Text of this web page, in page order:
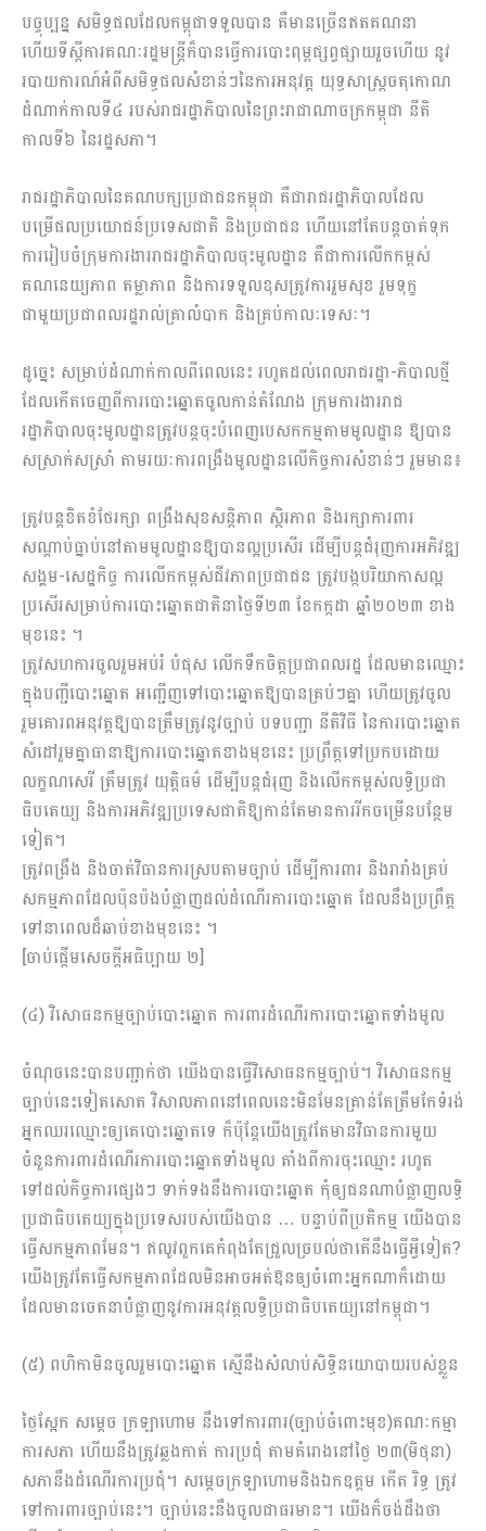
បច្ចុប្បន្ន សមិទ្ធផលដែលកម្ពុជាទទួលបាន គឺមានច្រើនឥតគណនា
ហើយទីស្តីការគណៈរដ្ឋមន្ត្រី​ក៏បានធ្វើការ​បោះពុម្ពផ្សព្វផ្សាយរួចហើយ នូវ
របាយការណ៍អំពីសមិទ្ធផល​សំខាន់ៗនៃការអនុវត្ត យុទ្ធសាស្ត្រចតុកោណ​
ដំណាក់កាលទី៤ របស់រាជរដ្ឋាភិបាលនៃព្រះរាជាណាចក្រកម្ពុជា នីតិ
កាលទី៦ នៃរដ្ឋសភា។
រាជរដ្ឋាភិបាលនៃគណបក្សប្រជាជនកម្ពុជា គឺជារាជរដ្ឋាភិបាលដែល
បម្រើផលប្រយោជន៍ប្រទេសជាតិ និង​ប្រជាជន ហើយនៅតែបន្តចាត់ទុក​
ការរៀបចំក្រុមការងាររាជរដ្ឋាភិបាលចុះមូលដ្ឋាន គឺជាការលើកកម្ពស់​
គណនេយ្យភាព តម្លាភាព និង​ការទទួលខុសត្រូវ​ការ​រួមសុខ រួមទុក្ខ
ជាមួយប្រជាពលរដ្ឋរាល់គ្រាលំបាក និង​គ្រប់កាលៈទេសៈ។
ដូច្នេះ សម្រាប់ដំណាក់កាលពីពេលនេះ រហូត​ដល់ពេលរាជរដ្ឋា-ភិបាលថ្មី
ដែលកើតចេញពីការបោះឆ្នោតចូលកាន់តំណែង ក្រុមការងារ​រាជ
រដ្ឋាភិបាលចុះមូលដ្ឋានត្រូវបន្តចុះ​បំពេញបេសកកម្មតាមមូលដ្ឋាន ឱ្យបាន​
សស្រាក់សស្រាំ តាមរយៈការពង្រឹង​មូលដ្ឋានលើកិច្ចការ​សំខាន់ៗ រួមមាន៖
ត្រូវបន្តខិតខំថែរក្សា ពង្រឹងសុខសន្តិភាព ស្ថិរភាព និង​រក្សាការពារ​
សណ្តាប់ធ្នាប់​នៅតាមមូលដ្ឋានឱ្យបានល្អប្រសើរ ដើម្បីបន្តជំរុញការអភិវឌ្ឍ
សង្គម-សេដ្ឋកិច្ច​ ការលើកកម្ពស់​ជីវភាពប្រជាជន ត្រូវបង្កបរិយាកាសល្អ
ប្រសើរ​សម្រាប់ការបោះឆ្នោត​ជាតិនាថ្ងៃទី២៣ ខែកក្កដា ឆ្នាំ២០២៣ ខាង
មុខនេះ ។
ត្រូវ​សហការចូលរួម​អប់រំ បំផុស លើកទឹកចិត្តប្រជាពលរដ្ឋ ដែលមានឈ្មោះ
ក្នុងបញ្ជី​បោះឆ្នោត អញ្ជើញទៅបោះឆ្នោតឱ្យបានគ្រប់ៗគ្នា ហើយត្រូវចូល
រួម​គោរពអនុវត្តឱ្យបានត្រឹមត្រូវ​នូវច្បាប់ បទបញ្ជា នីតិវិធី នៃការបោះឆ្នោត
សំដៅរួមគ្នាធានាឱ្យការបោះឆ្នោត​ខាងមុខនេះ ប្រព្រឹត្តទៅ​ប្រកបដោយ
លក្ខណសេរី ត្រឹមត្រូវ យុត្តិធម៌ ដើម្បីបន្តជំរុញ​ និង​លើកកម្ពស់​លទ្ធិប្រជា
ធិបតេយ្យ និង​ការអភិវឌ្ឍប្រទេសជាតិឱ្យកាន់តែមានការរីកចម្រើនបន្ថែម
ទៀត។
ត្រូវពង្រឹង និង​ចាត់វិធានការ​ស្របតាមច្បាប់ ​ដើម្បី​ការពារ និង​រារាំង​គ្រប់
សកម្មភាពដែលប៉ុនប៉ងបំផ្លាញដល់ដំណើរការ​បោះឆ្នោត ដែល​នឹងប្រព្រឹត្ត
ទៅនាពេលដ៏ឆាប់ខាងមុខនេះ ។
[ចាប់ផ្តើមសេចក្តីអធិប្បាយ ២]
(៤) វិសោធនកម្មច្បាប់បោះឆ្នោត ការពារដំណើរការបោះឆ្នោតទាំងមូល
ចំណុចនេះបានបញ្ជាក់ថា យើងបានធ្វើវិសោធនកម្មច្បាប់។ វិសោធនកម្ម
ច្បាប់នេះទៀតសោត វិសាល​ភាពនៅពេលនេះមិនមែនគ្រាន់តែត្រឹមកែទំរង់
អ្នកឈរឈ្មោះឲ្យគេបោះឆ្នោតទេ ក៏ប៉ុន្ដែយើងត្រូវតែមានវិធាន​ការមួយ
ចំនួនការពារដំណើរការបោះឆ្នោតទាំងមូល តាំងពីការចុះឈ្មោះ​ រហូត
ទៅដល់កិច្ចការផ្សេងៗ ទាក់​ទងនឹងការបោះឆ្នោត កុំឲ្យជនណាបំផ្លាញលទ្ធិ
ប្រជាធិបតេយ្យក្នុងប្រទេសរបស់យើងបាន … បន្ទាប់ពីប្រតិកម្ម យើងបាន
ធ្វើសកម្មភាពមែន។ ឥលូវពួកគេកំពុងតែជ្រួលច្របល់ថាតើនឹងធ្វើអ្វី​ទៀត?
យើងត្រូវតែធ្វើសកម្ម​ភាពដែលមិនអាចអត់ឱនឲ្យចំពោះអ្នកណាក៏ដោយ
ដែលមានចេតនាបំផ្លាញនូវ​ការ​អនុវត្ដលទ្ធិប្រជាធិបតេយ្យនៅកម្ពុជា។
(៥) ពហិកាមិនចូលរួមបោះឆ្នោត ស្មើនឹងសំលាប់សិទ្ធិនយោបាយរបស់ខ្លួន
ថ្ងៃស្អែក សម្ដេច ក្រឡាហោម នឹងទៅការពារ(ច្បាប់ចំពោះមុខ)គណៈកម្មា
ការសភា ហើយនឹងត្រូវឆ្លងកាត់ ការ​ប្រជុំ តាមគំរោងនៅថ្ងៃ ២៣(មិថុនា)
សភានឹងដំណើរការប្រជុំ។ សម្ដេចក្រឡា​ហោម​និងឯកឧត្តម កើត រិទ្ធ​ ត្រូវ
ទៅការពារច្បាប់នេះ។ ច្បាប់នេះនឹងចូលជាធរមាន។ យើងក៏ចង់ដឹងថា​